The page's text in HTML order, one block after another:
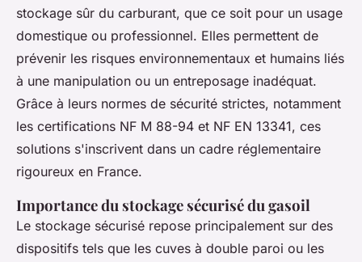
stockage sûr du carburant, que ce soit pour un usage
domestique ou professionnel. Elles permettent de
prévenir les risques environnementaux et humains liés
à une manipulation ou un entreposage inadéquat.
Grâce à leurs normes de sécurité strictes, notamment
les certifications NF M 88-94 et NF EN 13341, ces
solutions s'inscrivent dans un cadre réglementaire
rigoureux en France.
Importance du stockage sécurisé du gasoil
Le stockage sécurisé repose principalement sur des
dispositifs tels que les cuves à double paroi ou les